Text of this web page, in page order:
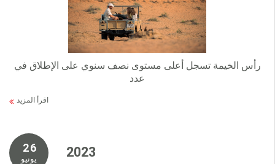
رأس الخيمة تسجل أعلى مستوى نصف سنوي على الإطلاق في
عدد
اقرأ المزيد
2 6
يونيو 2 0 2 3